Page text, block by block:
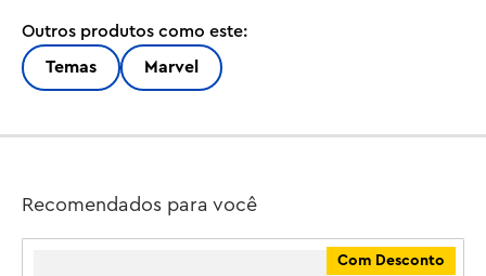
Homem-Aranha irá cativar fãs maiores de 10 anos.
3 universos em 1 conjunto construível
incrível de minifiguras LEGO Marvel, incluindo 3 versões
Vizinhança (Tobey Maguire), O Espetacular Homem-
Aranha (Andrew Garfield) e o Homem-Aranha (Tom
Holland). As outras minifiguras são Electro, Doutor
Outros produtos como este:
Temas Marvel
Recomendados para você
Com Desconto